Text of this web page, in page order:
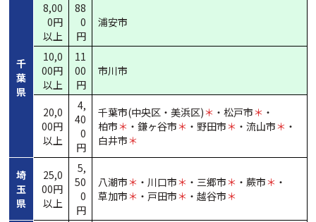
千
葉
県
8,00
0円
以上
88
0
円
浦安市
10,0
00円
以上
11
00
円
市川市
20,0
00円
以上
4,
40
0
円
千葉市(中央区・ 美浜区)＊ ・ 松戸市＊ ・
柏市＊ ・ 鎌ヶ谷市＊ ・ 野田市＊ ・ 流山市＊ ・
白井市＊
埼
玉
県
25,0
00円
以上
5,
50
0
円
八潮市＊ ・ 川口市＊ ・ 三郷市＊ ・ 蕨市＊ ・
草加市＊ ・ 戸田市＊ ・ 越谷市＊